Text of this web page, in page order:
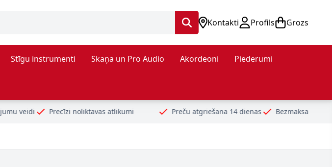
Kontakti Profils Grozs
Stīgu instrumenti Skaņa un Pro Audio Akordeoni Piederumi
Precīzi noliktavas atlikumi Preču atgriešana 14 dienas Bezmaksas piegāde no 99€